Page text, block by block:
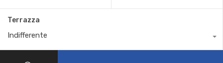
Terrazza
Indifferente